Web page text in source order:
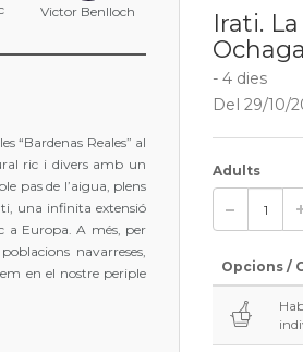
Victor Benlloch
“Bardenas Reales” al
ric i divers amb un
pas de l’aigua, plens
una infinita extensió
a Europa. A més, per
navarreses,
en el nostre periple
Irati.
- 4 dies
Del 29/10/
Adults
Opcions /